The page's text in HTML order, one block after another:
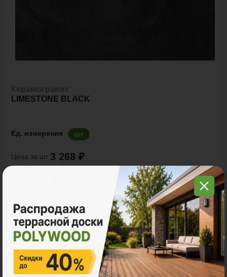
LIMESTONE BLACK
Ед. измерения шт
Цена за шт:3 268 ₽
В корзину Рассчитать